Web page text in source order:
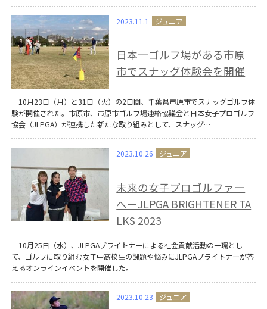
2023.11.1
日本一ゴルフ場がある市原
市でスナッグ体験会を開催
10月23日（月）と31日（火）の2日間、千葉県市原市でスナッグゴルフ体
験が開催された。市原市、市原市ゴルフ場連絡協議会と日本女子プロゴルフ
協会（JLPGA）が連携した新たな取り組みとして、スナッグ…
2023.10.26
未来の女子プロゴルファー
へーJLPGA BRIGHTENER TA
LKS 2023
10月25日（水）、JLPGAブライトナーによる社会貢献活動の一環とし
て、ゴルフに取り組む女子中高校生の課題や悩みにJLPGAブライトナーが答
えるオンラインイベントを開催した。
2023.10.23